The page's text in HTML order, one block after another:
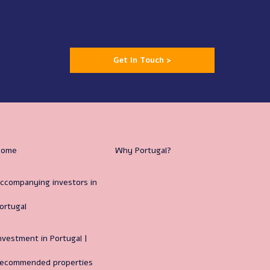
Get In Touch >
investors in
in Portugal |
properties
Why Portugal?